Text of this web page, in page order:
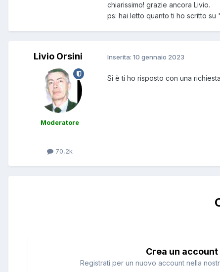
chiarissimo! grazie ancora Livio.
ps: hai letto quanto ti ho scritto su "
Livio Orsini
Moderatore
70,2k
Inserita: 10 gennaio 2023
Si è ti ho risposto con una
Crea un account
Registrati per un nuovo account nella